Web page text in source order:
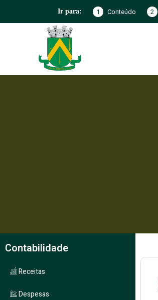
Ir para: 1 Conteúdo 2
Contabilidade
Receitas
Despesas